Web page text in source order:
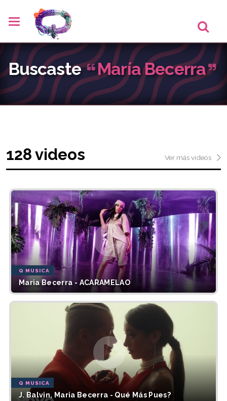
Buscaste María Becerra
128 videos Ver más videos
Q MUSICA
Maria Becerra - ACARAMELAO
Q MUSICA
J. Balvin, Maria Becerra - Qué Más Pues?